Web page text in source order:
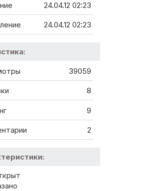
24.04.12 02:23
24.04.12 02:23
39059
8
9
2